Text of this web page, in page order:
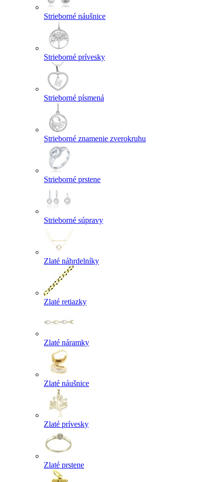
Strieborné náušnice
Strieborné prívesky
Strieborné písmená
Strieborné znamenie zverokruhu
Strieborné prstene
Strieborné súpravy
Zlaté náhrdelníky
Zlaté retiazky
Zlaté náramky
Zlaté náušnice
Zlaté prívesky
Zlaté prstene